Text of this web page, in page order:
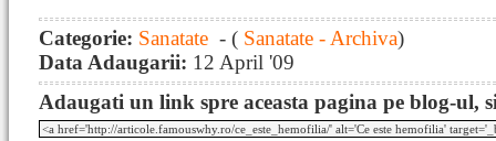
Categorie: Sanatate - ( Sanatate - Archiva)
Data Adaugarii: 12 April '09
Adaugati un link spre aceasta pagina pe blog-ul,